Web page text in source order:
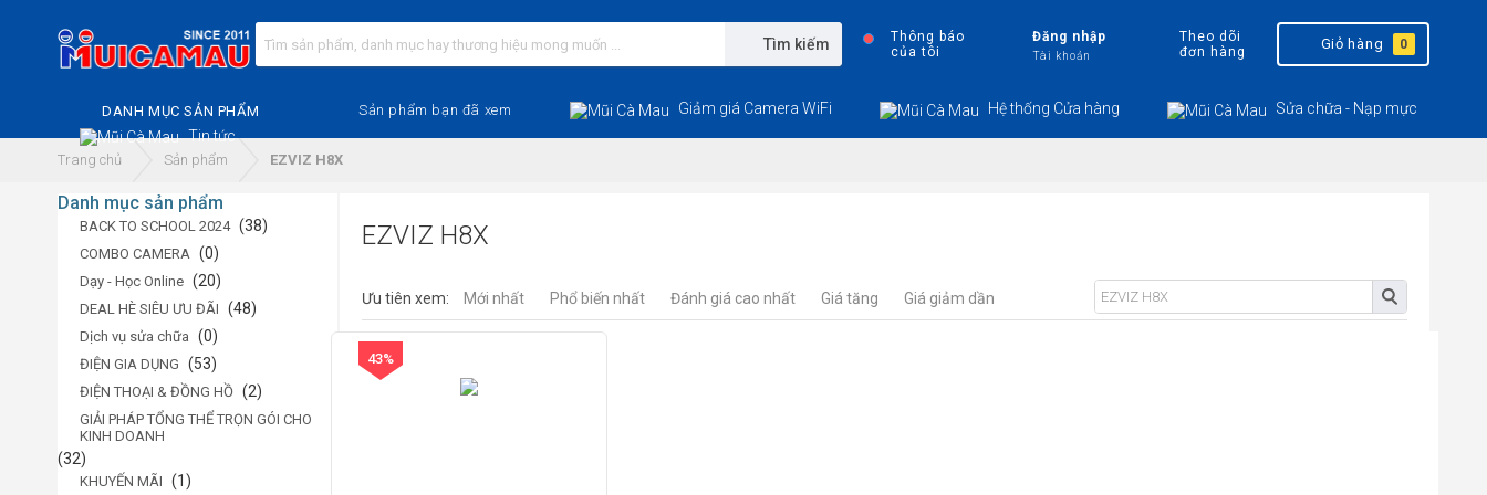
Tìm kiếm
Thông báo
của tôi
Đăng nhập
Tài khoản
Theo dõi
đơn hàng
Giỏ hàng 0
DANH MỤC SẢN PHẨM Sản phẩm bạn đã xem Giảm giá Camera WiFi Hệ thống Cửa hàng
Sửa chữa - Nạp mực
Tin tức
Trang chủ Sản phẩm EZVIZ H8X
Danh mục sản phẩm
BACK TO SCHOOL 2024 (38)
COMBO CAMERA (0)
Dạy - Học Online (20)
DEAL HÈ SIÊU ƯU ĐÃI (48)
Dịch vụ sửa chữa (0)
ĐIỆN GIA DỤNG (53)
ĐIỆN THOẠI & ĐỒNG HỒ (2)
GIẢI PHÁP TỔNG THỂ TRỌN GÓI CHO
KINH DOANH
(32)
KHUYẾN MÃI (1)
EZVIZ H8X
Ưu tiên xem: Mới nhất Phổ biến nhất Đánh giá cao nhất Giá tăng Giá giảm dần
43%